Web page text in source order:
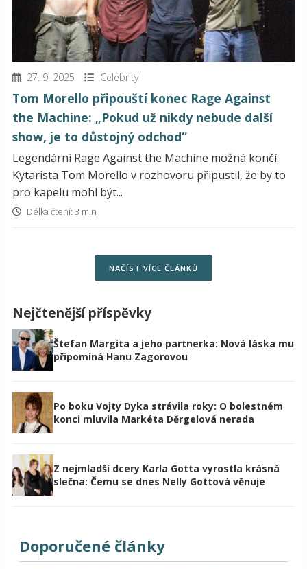
27. 9. 2025 Celebrity
Tom Morello připouští konec Rage Against
the Machine: „Pokud už nikdy nebude další
show, je to důstojný odchod“
Legendární Rage Against the Machine možná končí.
Kytarista Tom Morello v rozhovoru připustil, že by to
pro kapelu mohl být...
Délka čtení: 3 min
NAČÍST VÍCE ČLÁNKŮ
Nejčtenější příspěvky
Štefan Margita a jeho partnerka: Nová láska mu
připomíná Hanu Zagorovou
Po boku Vojty Dyka strávila roky: O bolestném
konci mluvila Markéta Děrgelová nerada
Z nejmladší dcery Karla Gotta vyrostla krásná
slečna: Čemu se dnes Nelly Gottová věnuje
Doporučené články